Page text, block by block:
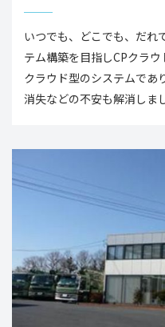
いつでも、どこでも、だれ
テム構築を目指しCPクラウ
クラウド型のシステムであ
消失などの不安も解消しま